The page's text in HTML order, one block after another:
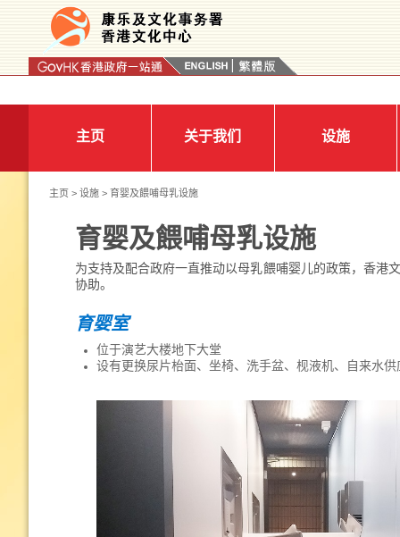
主页 关于我们 设施
主页 > 设施 > 育婴及餵哺母乳设施
育婴及餵哺母乳设施
为支持及配合政府一直推动以母乳餵哺婴儿的政策，香港
协助。
育婴室
位于演艺大楼地下大堂
设有更换尿片枱面、坐椅、洗手盆、枧液机、自来水